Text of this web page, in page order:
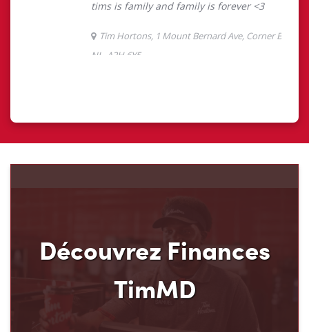
Découvrez Finances
TimMD